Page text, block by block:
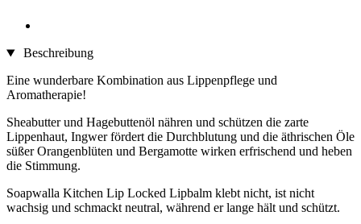
Beschreibung
Eine wunderbare Kombination aus Lippenpflege und
Aromatherapie!
Sheabutter und Hagebuttenöl nähren und schützen die zarte
Lippenhaut, Ingwer fördert die Durchblutung und die äthrischen Öle
süßer Orangenblüten und Bergamotte wirken erfrischend und heben
die Stimmung.
Soapwalla Kitchen Lip Locked Lipbalm klebt nicht, ist nicht
wachsig und schmackt neutral, während er lange hält und schützt.